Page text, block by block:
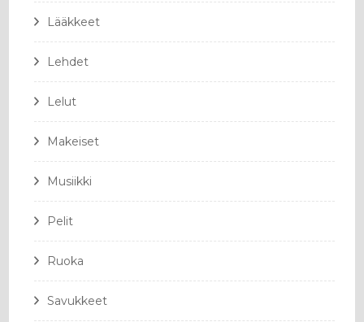
Lääkkeet
Lehdet
Lelut
Makeiset
Musiikki
Pelit
Ruoka
Savukkeet